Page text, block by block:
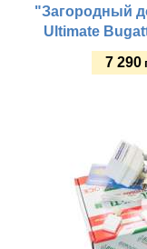
"Загородный
Ultimate
7 290